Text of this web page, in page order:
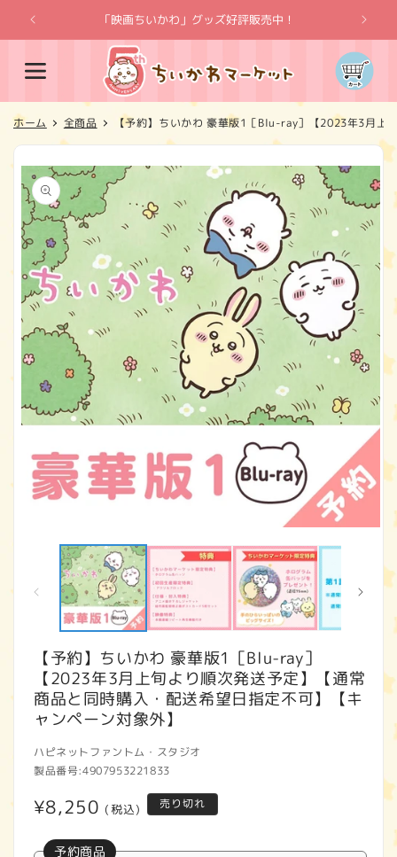
ンツに
進む
「映画ちいかわ」グッズ好評販売中！
カ
ー
ト
ホーム 全商品 【予約】ちいかわ 豪華版1［Blu-ray］【2023年3月上
商品情
報にス
キップ
【予約】ちいかわ 豪華版1［Blu-ray］
【2023年3月上旬より順次発送予定】【通常
商品と同時購入・配送希望日指定不可】【キ
ャンペーン対象外】
ハピネットファントム・スタジオ
製品番号:4907953221833
通
常
¥8,250 (税込) 売り切れ
予約商品